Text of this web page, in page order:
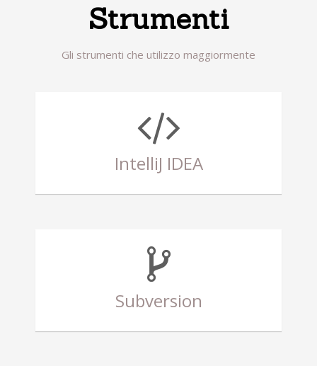
Strumenti
Gli strumenti che utilizzo maggiormente
IntelliJ IDEA
Subversion